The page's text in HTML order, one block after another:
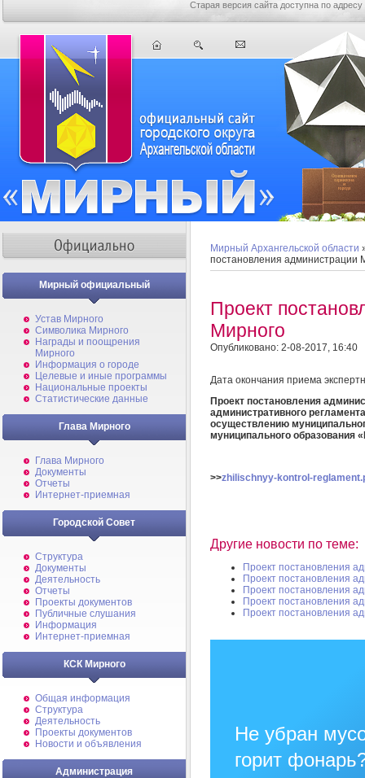
Старая версия сайта доступна по адресу
Мирный официальный
Устав Мирного
Символика Мирного
Награды и поощрения
Мирного
Информация о городе
Целевые и иные программы
Национальные проекты
Статистические данные
Глава Мирного
Глава Мирного
Документы
Отчеты
Интернет-приемная
Городской Совет
Структура
Документы
Деятельность
Отчеты
Проекты документов
Публичные слушания
Информация
Интернет-приемная
КСК Мирного
Общая информация
Структура
Деятельность
Проекты документов
Новости и объявления
Администрация
Мирный Архангельской области
постановления администрации
Проект
Мирного
Опубликовано: 2-08-2017, 16:40
Дата окончания приема
Проект постановления
административного
осуществлению
муниципального образования
>>zhilischnyy-kontrol-
Другие новости по теме:
Проект постановления
Проект постановления
Проект постановления
Проект постановления
Проект постановления
Не убран
горит